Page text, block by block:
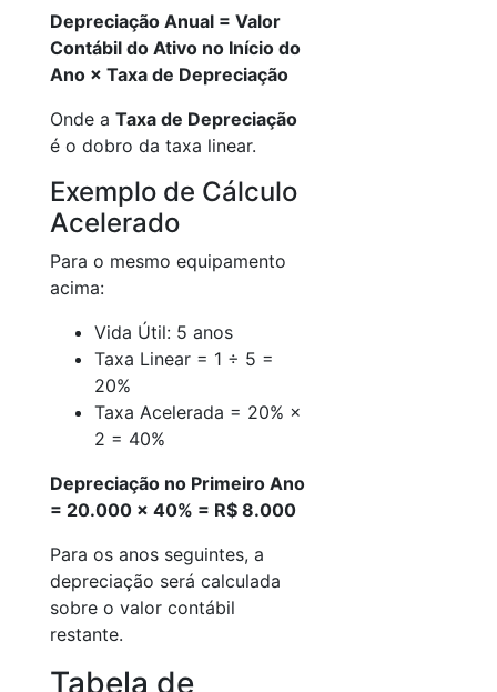
Depreciação Anual = Valor
Contábil do Ativo no Início do
Ano × Taxa de Depreciação
Onde a Taxa de Depreciação
é o dobro da taxa linear.
Exemplo de Cálculo
Acelerado
Para o mesmo equipamento
acima:
Vida Útil: 5 anos
Taxa Linear = 1 ÷ 5 =
20%
Taxa Acelerada = 20% ×
2 = 40%
Depreciação no Primeiro Ano
= 20.000 × 40% = R$ 8.000
Para os anos seguintes, a
depreciação será calculada
sobre o valor contábil
restante.
Tabela de